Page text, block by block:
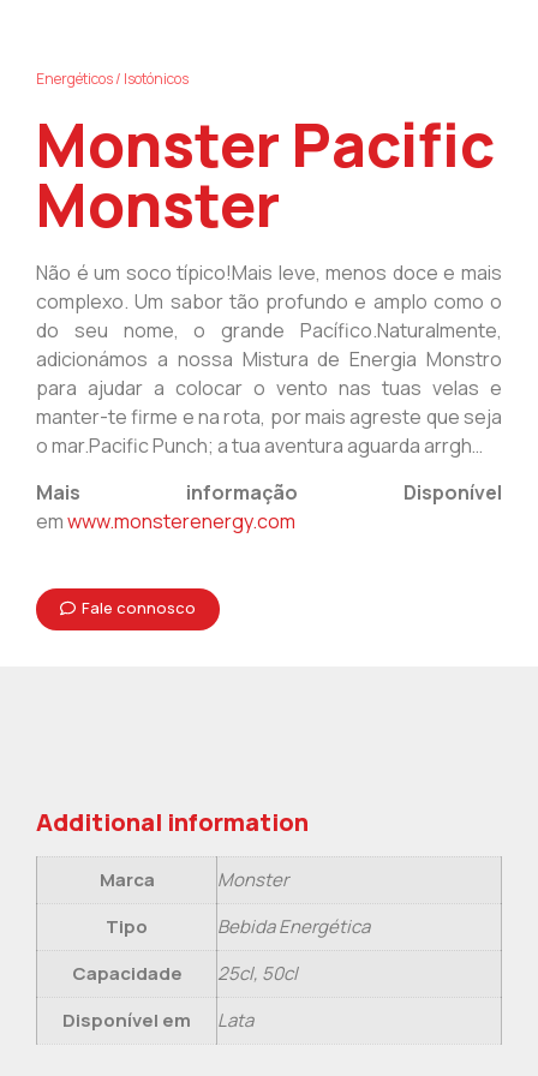
Energéticos / Isotónicos​
Monster Pacific
Monster
Não é um soco típico!Mais leve, menos doce e mais
complexo. Um sabor tão profundo e amplo como o
do seu nome, o grande Pacífico.Naturalmente,
adicionámos a nossa Mistura de Energia Monstro
para ajudar a colocar o vento nas tuas velas e
manter-te firme e na rota, por mais agreste que seja
o mar.Pacific Punch; a tua aventura aguarda arrgh…
Mais informação Disponível
emwww.monsterenergy.com
Fale connosco
Additional information
Marca
Monster
Tipo
Bebida Energética
Capacidade
25cl, 50cl
Disponível em
Lata